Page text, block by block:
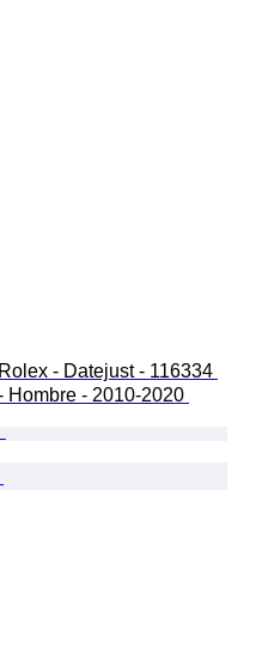
Rolex - Datejust - 116334
Hombre - 2010-2020